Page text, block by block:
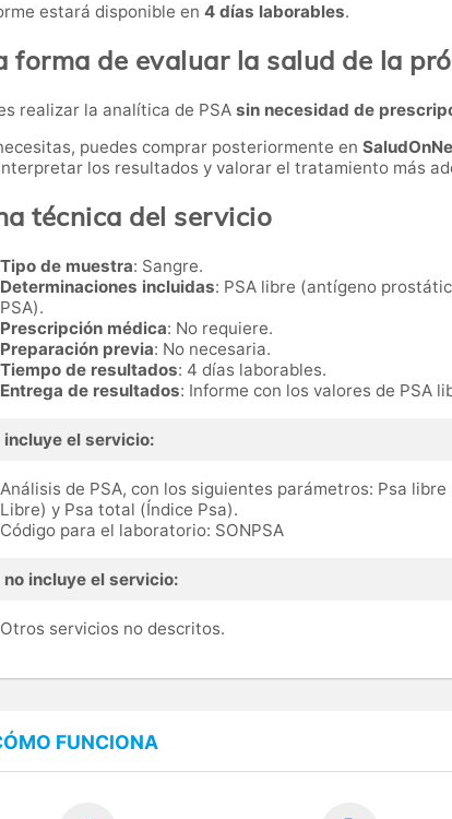
estará disponible en 4 días laborables.
forma de evaluar la salud de la
realizar la analítica de PSA sin necesidad de
puedes comprar posteriormente en
los resultados y valorar el tratamiento más
técnica del servicio
Tipo de muestra: Sangre.
Determinaciones incluidas: PSA libre (antígeno
PSA).
Prescripción médica: No requiere.
Preparación previa: No necesaria.
Tiempo de resultados: 4 días laborables.
Entrega de resultados: Informe con los valores de PSA
incluye el servicio:
Análisis de PSA, con los siguientes parámetros: Psa
Libre) y Psa total (Índice Psa).
Código para el laboratorio: SONPSA
no incluye el servicio:
Otros servicios no descritos.
FUNCIONA